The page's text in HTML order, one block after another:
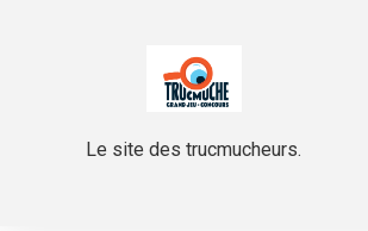
Le site des trucmucheurs.